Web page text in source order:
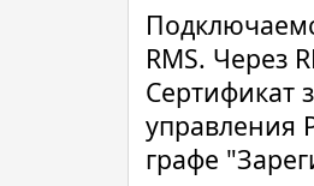
RMS. Через
Сертификат
управления
графе